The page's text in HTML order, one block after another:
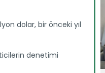
dolar, bir önceki yıl
denetimi